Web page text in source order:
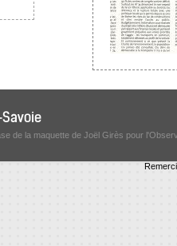
de la maquette de Joël Girès pour